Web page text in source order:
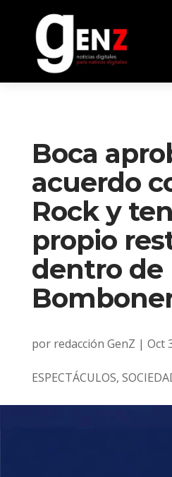
Boca
acuerdo
Rock y
propio
dentro de
por redacción GenZ | Oct
ESPECTÁCULOS,